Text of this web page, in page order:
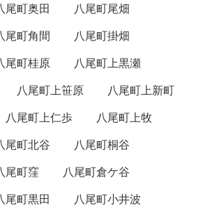
尾町奥田
八尾町尾畑
尾町角間
八尾町掛畑
尾町桂原
八尾町上黒瀬
八尾町上笹原
八尾町上新町
八尾町上仁歩
八尾町上牧
尾町北谷
八尾町桐谷
尾町窪
八尾町倉ケ谷
尾町黒田
八尾町小井波